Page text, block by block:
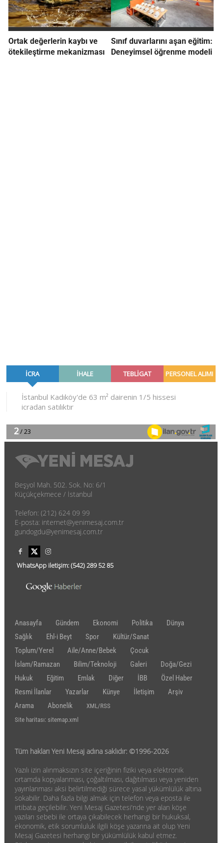
Ortak değerlerin kaybı ve
ötekileştirme mekanizması
Sınıf duvarlarını aşan eğitim:
Deneyimsel öğrenme modeli
Beşyol Mah. 502. Sok. No: 6/1
Küçükçekmece / İstanbul
Telefon: (212) 624 09 99
E-posta: internet@yenimesaj.com.tr
gundogdu@yenimesaj.com.tr
WhatsApp iletişim:(542)289 52 85
Anasayfa Gündem Ekonomi Politika
Dünya
Sağlık
Ehl-i Beyt Spor
Kültür/Sanat
Toplum/Yerel
Aile/Anne/Bebek
Çocuk
İslam/Ramazan
Bilim/Teknoloji Galeri
Doğa/Gezi
Hukuk
Eğitim Emlak Diğer İBB
Özel Haber
Resmi İlanlar
Yazarlar Künye İletişim
Arşiv
Arama
Abonelik
XML/RSS
Site haritası: sitemap.xml
Tüm hakları Yeni Mesaj adına saklıdır: ©1996-2026
Yazılı izin alınmaksızın site içeriğinin fiziki veya elektronik
ortamda kopyalanması, çoğaltılması, dağıtılması veya yeniden
yayınlanması aksi belirtilmediği sürece yasal yükümlülük altına
sokabilir. Daha fazla bilgi almak için telefon veya eposta ile
irtibata geçilebilir. Yeni Mesaj Gazetesi'nde yer alan köşe
yazıları sebebi ile ortaya çıkabilecek herhangi bir hukuksal,
ekonomik, etik sorumluluk ilgili köşe yazarına ait olup Yeni
Mesaj Gazetesi herhangi bir yükümlülük kabul etmez.